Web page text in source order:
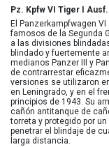
Pz. Kpfw VI Tiger I
El Panzerkampfwagen
famosos de la Segunda
a las divisiones
blindado y fuertemente
medianos Panzer III y
de contrarrestar
versiones se utilizaron
en Leningrado, y en el
principios de 1943. Su
cañón antitanque de
torreta y protegido por
penetrar el blindaje de
larga distancia.